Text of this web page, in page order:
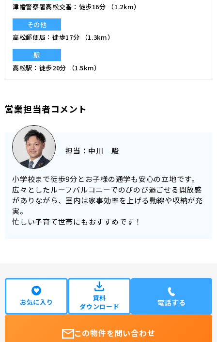
津幡警察署高松交番
徒歩16分 （1.2km）
その他
高松郵便局
徒歩17分 （1.3km）
駅
高松駅
徒歩20分 （1.5km）
営業担当者コメント
担当： 中川 駿
小学校まで徒歩9分とお子様の通学も安心の立地です。
広々としたルーフバルコニーでのびのび過ごせる開放感
がありながら、室内は家事効率を上げる動線や収納が充
実。
忙しい子育て世帯にもおすすめです！
お気に入り
資料
ダウンロード
電話する
この物件を問い合わせ